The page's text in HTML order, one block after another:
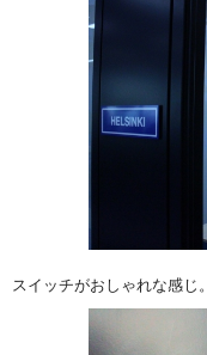
スイッチがおしゃれな感じ。